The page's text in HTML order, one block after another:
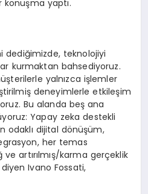
konuşma yaptı.
dediğimizde, teknolojiyi
kurmaktan bahsediyoruz.
yalnızca işlemler
deneyimlerle etkileşim
Bu alanda beş ana
Yapay zeka destekli
odaklı dijital dönüşüm,
her temas
artırılmış/karma gerçeklik
Ivano Fossati,